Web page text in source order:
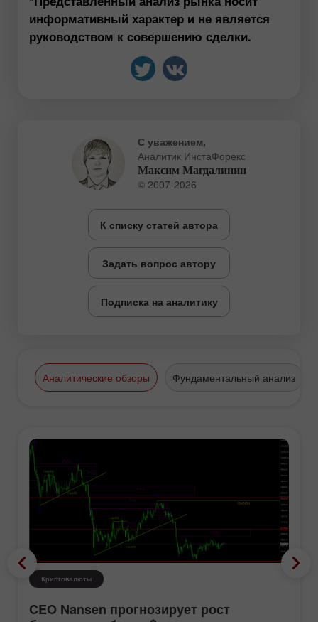
информативный характер и не является
руководством к совершению сделки.
С уважением,
Аналитик ИнстаФорекс
Максим Магдалинин
© 2007-2026
К списку статей автора
Задать вопрос автору
Подписка на аналитику
Аналитические обзоры Фундаментальный анализ
Криптовалюты
CEO Nansen прогнозирует рост